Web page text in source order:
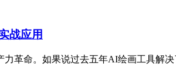
战应用
革命。如果说过去五年AI绘画工具解